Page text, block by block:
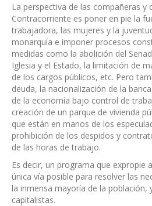
La perspectiva de las compañeras y
Contracorriente es poner en pie la
trabajadora, las mujeres y la
monarquía e imponer procesos
medidas como la abolición del
Iglesia y el Estado, la limitación de
de los cargos públicos, etc. Pero
deuda, la nacionalización de la
de la economía bajo control de
creación de un parque de vivienda
que están en manos de los
prohibición de los despidos y
de las horas de trabajo.
Es decir, un programa que expropie
única vía posible para resolver las
la inmensa mayoría de la población,
capitalistas.